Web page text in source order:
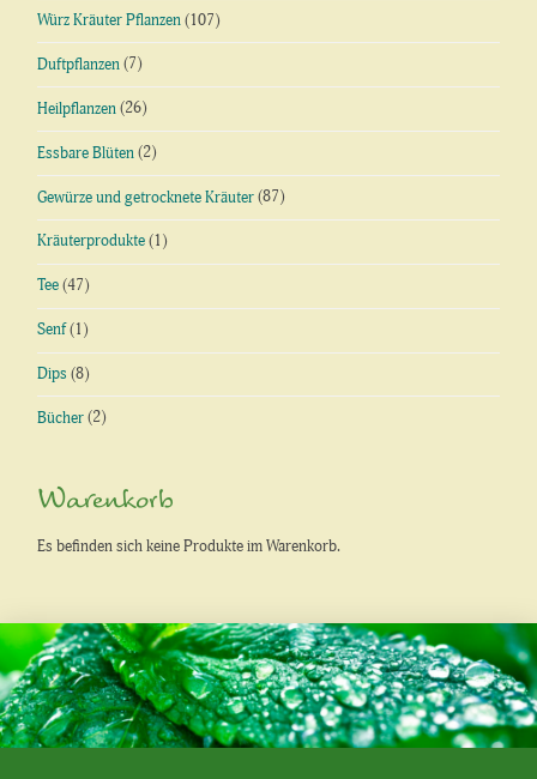
Würz Kräuter Pflanzen (107)
Duftpflanzen (7)
Heilpflanzen (26)
Essbare Blüten (2)
Gewürze und getrocknete Kräuter (87)
Kräuterprodukte (1)
Tee (47)
Senf(1)
Dips (8)
Bücher (2)
Warenkorb
Es befinden sich keine Produkte im Warenkorb.